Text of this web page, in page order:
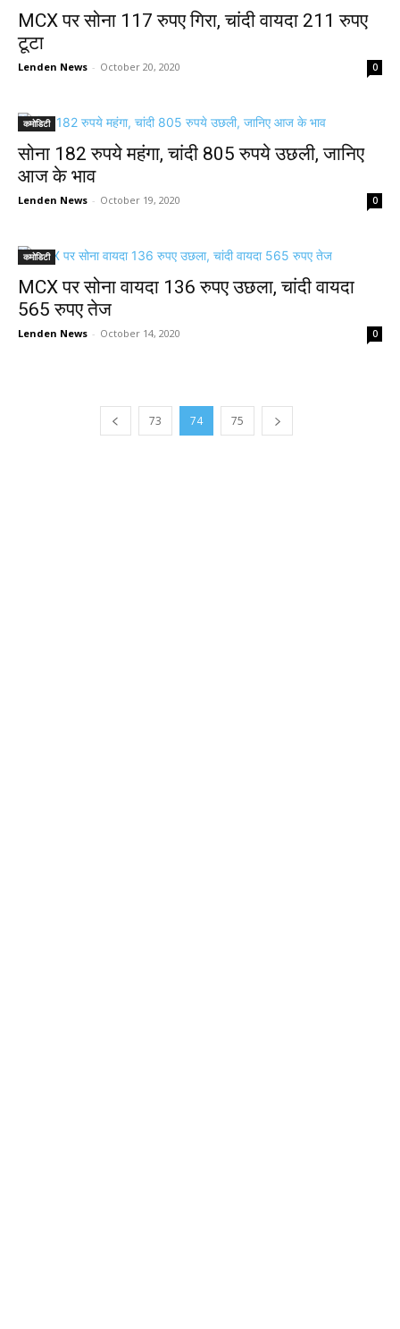
MCX पर सोना 117 रुपए गिरा, चांदी वायदा 211 रुपए
टूटा
Lenden News - October 20, 2020 0
कमोडिटी
सोना 182 रुपये महंगा, चांदी 805 रुपये उछली, जानिए
आज के भाव
Lenden News - October 19, 2020 0
कमोडिटी
MCX पर सोना वायदा 136 रुपए उछला, चांदी वायदा
565 रुपए तेज
Lenden News - October 14, 2020 0
73 74 75